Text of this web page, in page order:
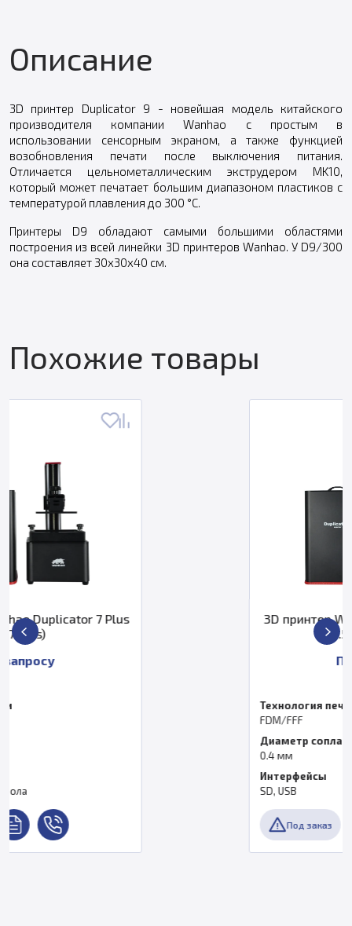
Описание
3D принтер Duplicator 9 - новейшая модель китайского
производителя компании Wanhao с простым в
использовании сенсорным экраном, а также функцией
возобновления печати после выключения питания.
Отличается цельнометаллическим экструдером MK10,
который может печатает большим диапазоном пластиков с
температурой плавления до 300 °C.
Принтеры D9 обладают самыми большими областями
построения из всей линейки 3D принтеров Wanhao. У D9/300
она составляет 30х30х40 см.
Похожие товары
3D принтер Wanhao Duplicator
Технология печати